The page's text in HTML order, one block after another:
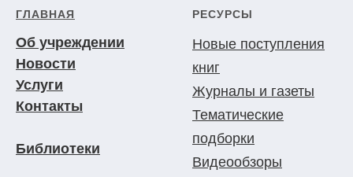
ГЛАВНАЯ
Об учреждении
Новости
Услуги
Контакты
Библиотеки
РЕСУРСЫ
Новые поступления
книг
Журналы и газеты
Тематические
подборки
Видеообзоры